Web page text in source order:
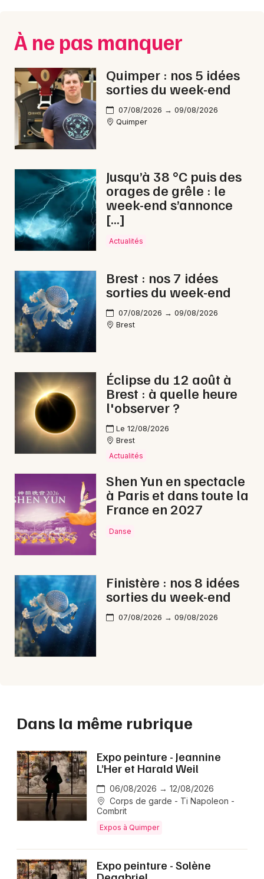
29 - Finistère
Choisir mes départements
Mon email
Je m'abonne
À ne pas manquer
Quimper : nos 5 idées
sorties du week-end
07/08/2026 → 09/08/2026
Quimper
Jusqu’à 38 °C puis des
orages de grêle : le
week-end s’annonce
[…]
Actualités
Brest : nos 7 idées
sorties du week-end
07/08/2026 → 09/08/2026
Brest
Éclipse du 12 août à
Brest : à quelle heure
l'observer ?
Le 12/08/2026
Brest
Actualités
Shen Yun en spectacle
à Paris et dans toute la
France en 2027
Danse
Finistère : nos 8 idées
sorties du week-end
07/08/2026 → 09/08/2026
Dans la même rubrique
Expo peinture - Jeannine
L’Her et Harald Weil
06/08/2026 → 12/08/2026
Corps de garde - Ti Napoleon -
Combrit
Expos à Quimper
Expo peinture - Solène